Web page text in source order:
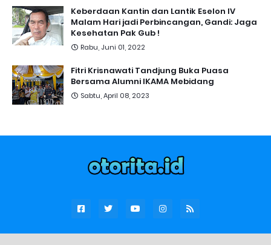
Keberdaan Kantin dan Lantik Eselon IV
Malam Hari jadi Perbincangan, Gandi: Jaga
Kesehatan Pak Gub !
Rabu, Juni 01, 2022
Fitri Krisnawati Tandjung Buka Puasa
Bersama Alumni IKAMA Mebidang
Sabtu, April 08, 2023